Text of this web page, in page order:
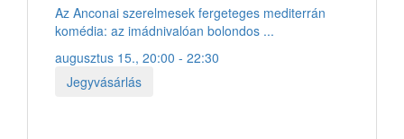
Az Anconai szerelmesek fergeteges mediterrán
komédia: az imádnivalóan bolondos ...
augusztus 15., 20:00 - 22:30
Jegyvásárlás